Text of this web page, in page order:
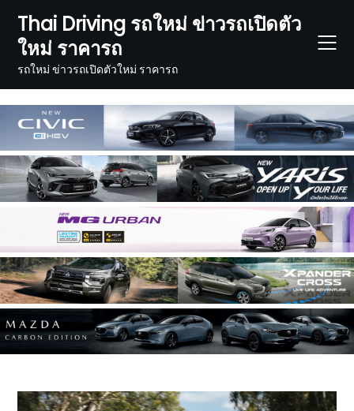
content
Thai Driving รถใหม่ ข่าวรถเปิดตัว
ใหม่ ราคารถ
รถใหม่ ข่าวรถเปิดตัวใหม่ ราคารถ